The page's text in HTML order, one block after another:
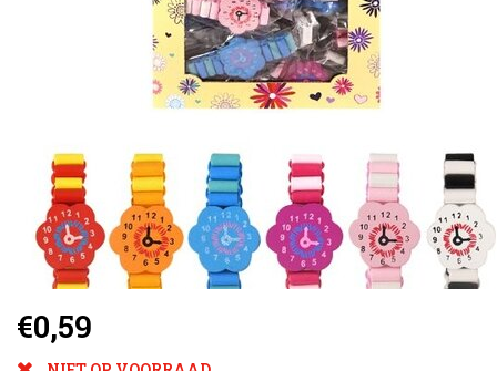
€0,59